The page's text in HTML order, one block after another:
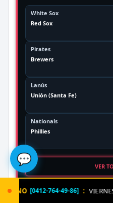
VIERNES 07 AGOSTO. Envía ya:
White Sox
Red Sox
Pirates
Brewers
Lanús
Unión (Santa Fe)
Nationals
Phillies
VER
💬